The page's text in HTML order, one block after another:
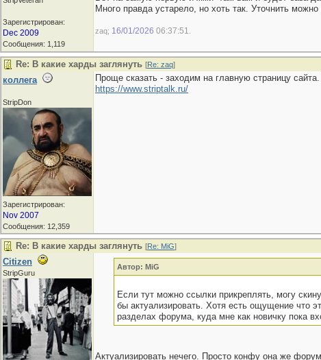
Зарегистрирован:
Dec 2009
Сообщения: 1,119
Много правда устарело, но хоть так. Уточнить
zaq; 16/01/2026 06:37:51
Re: В какие харды заглянуть [Re: zaq]
коллега
StripDon
Зарегистрирован:
Nov 2007
Сообщения: 12,359
Проще сказать - заходим на главную страницу
https://www.striptalk.ru/
Re: В какие харды заглянуть [Re: MiG]
Citizen
StripGuru
Автор: MiG
Если тут можно ссылки прикреплять, могу
бы актуализировать. Хотя есть ощущение что
разделах форума, куда мне как новичку пока
Актуализировать нечего. Просто конфу она же